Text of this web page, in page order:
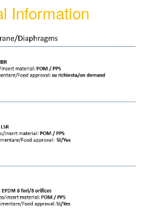
Information